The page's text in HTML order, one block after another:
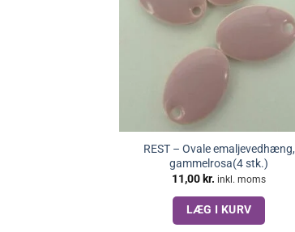
REST – Ovale emaljevedhæng,
gammelrosa(4 stk.)
11,00 kr. inkl. moms
LÆG I KURV